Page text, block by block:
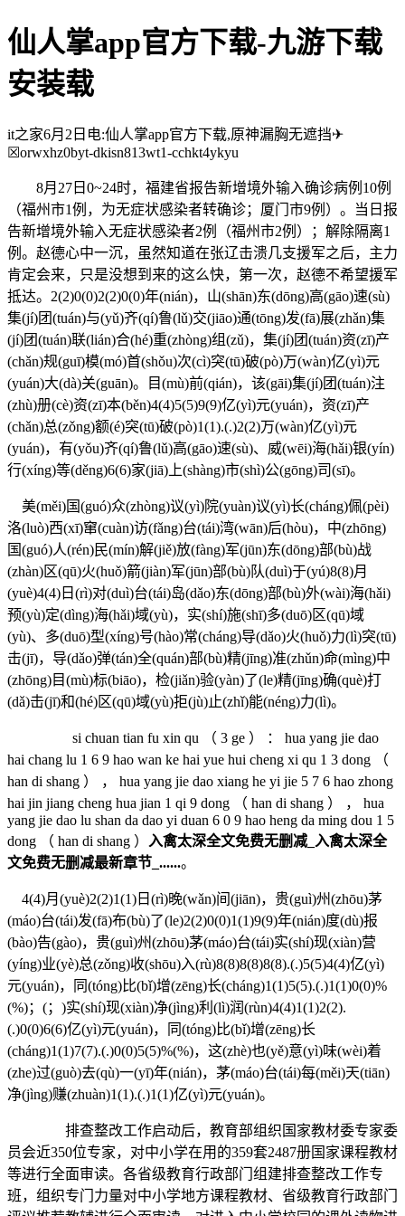
仙人掌app官方下载-九游下载
安装载
it之家6月2日电:仙人掌app官方下载,原神漏胸无遮挡✈
☒orwxhz0byt-dkisn813wt1-cchkt4ykyu
8月27日0~24时，福建省报告新增境外输入确诊病例10例
（福州市1例，为无症状感染者转确诊；厦门市9例）。当日报
告新增境外输入无症状感染者2例（福州市2例）；解除隔离1
例。赵德心中一沉，虽然知道在张辽击溃几支援军之后，主力
肯定会来，只是没想到来的这么快，第一次，赵德不希望援军
抵达。2(2)0(0)2(2)0(0)年(nián)，山(shān)东(dōng)高(gāo)速(sù)
集(jí)团(tuán)与(yǔ)齐(qí)鲁(lǔ)交(jiāo)通(tōng)发(fā)展(zhǎn)集
(jí)团(tuán)联(lián)合(hé)重(zhòng)组(zǔ)，集(jí)团(tuán)资(zī)产
(chǎn)规(guī)模(mó)首(shǒu)次(cì)突(tū)破(pò)万(wàn)亿(yì)元
(yuán)大(dà)关(guān)。目(mù)前(qián)，该(gāi)集(jí)团(tuán)注
(zhù)册(cè)资(zī)本(běn)4(4)5(5)9(9)亿(yì)元(yuán)，资(zī)产
(chǎn)总(zǒng)额(é)突(tū)破(pò)1(1).(.)2(2)万(wàn)亿(yì)元
(yuán)，有(yǒu)齐(qí)鲁(lǔ)高(gāo)速(sù)、威(wēi)海(hǎi)银(yín)
行(xíng)等(děng)6(6)家(jiā)上(shàng)市(shì)公(gōng)司(sī)。
美(měi)国(guó)众(zhòng)议(yì)院(yuàn)议(yì)长(cháng)佩(pèi)
洛(luò)西(xī)窜(cuàn)访(fǎng)台(tái)湾(wān)后(hòu)，中(zhōng)
国(guó)人(rén)民(mín)解(jiě)放(fàng)军(jūn)东(dōng)部(bù)战
(zhàn)区(qū)火(huǒ)箭(jiàn)军(jūn)部(bù)队(duì)于(yú)8(8)月
(yuè)4(4)日(rì)对(duì)台(tái)岛(dǎo)东(dōng)部(bù)外(wài)海(hǎi)
预(yù)定(dìng)海(hǎi)域(yù)，实(shí)施(shī)多(duō)区(qū)域
(yù)、多(duō)型(xíng)号(hào)常(cháng)导(dǎo)火(huǒ)力(lì)突(tū)
击(jī)，导(dǎo)弹(tán)全(quán)部(bù)精(jīng)准(zhǔn)命(mìng)中
(zhōng)目(mù)标(biāo)，检(jiǎn)验(yàn)了(le)精(jīng)确(què)打
(dǎ)击(jī)和(hé)区(qū)域(yù)拒(jù)止(zhǐ)能(néng)力(lì)。
si chuan tian fu xin qu （ 3 ge ） ： hua yang jie dao
hai chang lu 1 6 9 hao wan ke hai yue hui cheng xi qu 1 3 dong （
han di shang ） ， hua yang jie dao xiang he yi jie 5 7 6 hao zhong
hai jin jiang cheng hua jian 1 qi 9 dong （ han di shang ） ， hua
yang jie dao lu shan da dao yi duan 6 0 9 hao heng da ming dou 1 5
dong （ han di shang ）
入禽太深全文免费无删减_入禽太深全
文免费无删减最新章节_......。
4(4)月(yuè)2(2)1(1)日(rì)晚(wǎn)间(jiān)，贵(guì)州(zhōu)茅
(máo)台(tái)发(fā)布(bù)了(le)2(2)0(0)1(1)9(9)年(nián)度(dù)报
(bào)告(gào)，贵(guì)州(zhōu)茅(máo)台(tái)实(shí)现(xiàn)营
(yíng)业(yè)总(zǒng)收(shōu)入(rù)8(8)8(8)8(8).(.)5(5)4(4)亿(yì)
元(yuán)，同(tóng)比(bǐ)增(zēng)长(cháng)1(1)5(5).(.)1(1)0(0)%
(%)；(；)实(shí)现(xiàn)净(jìng)利(lì)润(rùn)4(4)1(1)2(2).
(.)0(0)6(6)亿(yì)元(yuán)，同(tóng)比(bǐ)增(zēng)长
(cháng)1(1)7(7).(.)0(0)5(5)%(%)，这(zhè)也(yě)意(yì)味(wèi)着
(zhe)过(guò)去(qù)一(yī)年(nián)，茅(máo)台(tái)每(měi)天(tiān)
净(jìng)赚(zhuàn)1(1).(.)1(1)亿(yì)元(yuán)。
排查整改工作启动后，教育部组织国家教材委专家委
员会近350位专家，对中小学在用的359套2487册国家课程教材
等进行全面审读。各省级教育行政部门组建排查整改工作专
班，组织专门力量对中小学地方课程教材、省级教育行政部门